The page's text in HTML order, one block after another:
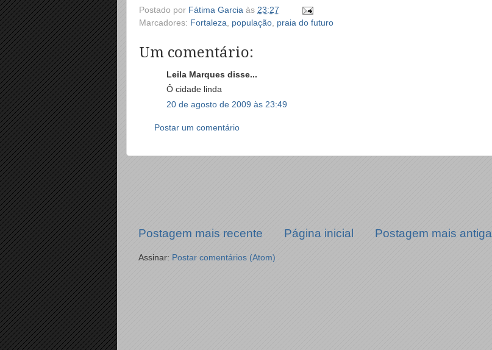
Postado por Fátima Garcia às 23:27
Marcadores: Fortaleza, população, praia do futuro
Um comentário:
Leila Marques disse...
Ô cidade linda
20 de agosto de 2009 às 23:49
Postar um comentário
Postagem mais recente Postagem mais antiga
Página inicial
Assinar: Postar comentários (Atom)